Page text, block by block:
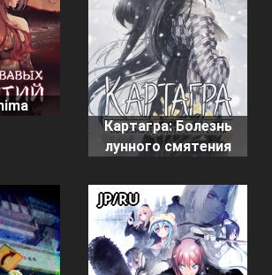
Картагра: Болезнь
лунного смятения
JP/RU